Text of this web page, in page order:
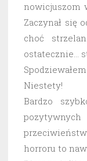
nowicjuszom
Zaczynał się
choć
ostatecznie…
Niestety!
Bardzo
horroru to